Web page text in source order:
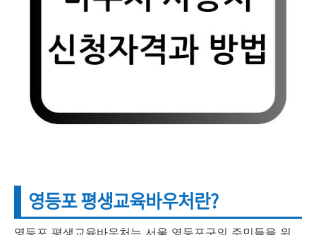
영등포 평생교육바우처란?
영등포 평생교육바우처는 서울 영등포구의 주민들을 위